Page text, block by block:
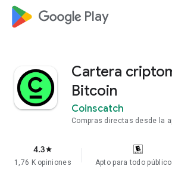
google_logo Play
Сartera
Bitcoin
Coinscatch
Compras directas desde la
4.3star
1,76 K opiniones Apto para todo público